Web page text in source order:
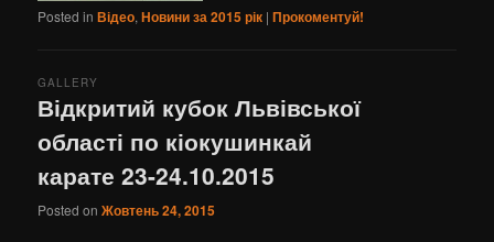
Posted in Відео,Новини за 2015 рік |Прокоментуй!
Відкритий кубок Львівської
області по кіокушинкай
карате 23-24.10.2015
GALLERY
Posted onЖовтень 24, 2015